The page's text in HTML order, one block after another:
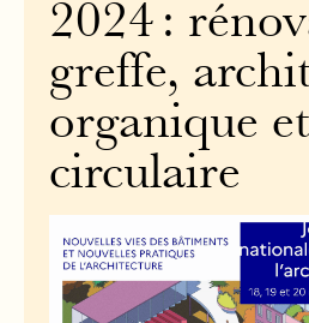
2024 :
greffe,
organique
circulaire